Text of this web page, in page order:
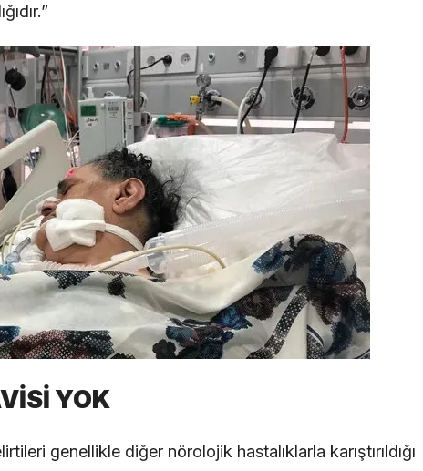
YOK
genellikle diğer nörolojik hastalıklarla karıştırıldığı